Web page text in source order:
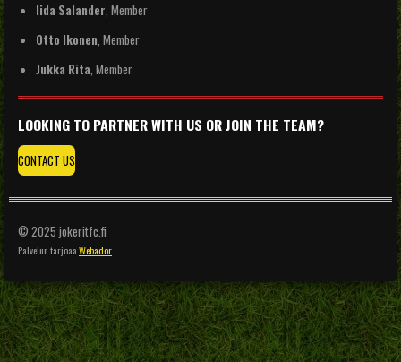
Iida Salander, Member
Otto Ikonen, Member
Jukka Rita, Member
LOOKING TO PARTNER WITH US OR JOIN THE TEAM?
CONTACT US
© 2025 jokeritfc.fi
Palvelun tarjoaaWebador